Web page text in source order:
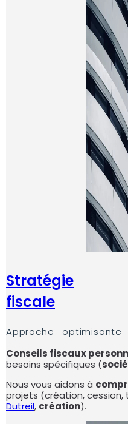
Stratégie
fiscale
Approche
Conseils fiscaux
besoins spécifiques (
Nous vous aidons à
projets (création, cession,
Dutreil, création).